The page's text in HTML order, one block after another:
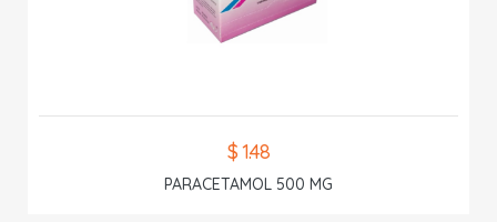
$ 1.48
PARACETAMOL 500 MG